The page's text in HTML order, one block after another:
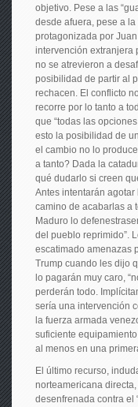
objetivo. Pese a las
desde afuera, pese a
protagonizada por
intervención extranjera
no se atrevieron a
posibilidad de partir al
rechacen. El conflicto
recorre por lo tanto a
que “todas las
esto la posibilidad de
el cambio no lo
a tanto? Dada la
qué dudarlo si creen
Antes intentarán
camino de acabarlas a
Maduro lo
del pueblo reprimido”.
escatimado amenazas
Trump cuando les dijo
lo pagarán muy caro,
perderán todo.
sería una intervención
la fuerza armada
suficiente
al menos en una
El último recurso,
norteamericana
desenfrenada contra el